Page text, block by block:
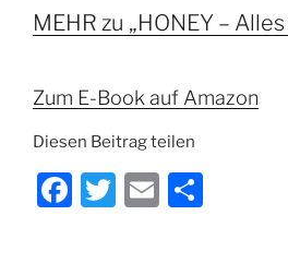
MEHR zu „HONEY –
Zum E-Book auf Amazon
Diesen Beitrag teilen
F
T
E